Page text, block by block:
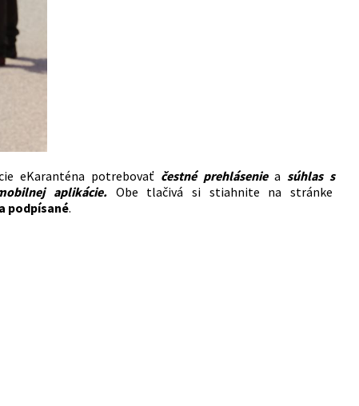
eKaranténa potrebovať čestné prehlásenie a súhlas s
aplikácie. Obe tlačivá si stiahnite na stránke
podpísané.